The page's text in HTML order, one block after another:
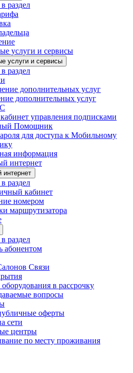
раздел
услуги и сервисы
услуги и сервисы
раздел
дополнительных услуг
дополнительных услуг
управления подписками
Помощник
для доступа к Мобильному
информация
интернет
интернет
раздел
кабинет
номером
маршрутизатора
раздел
абонентом
Связи
в рассрочку
вопросы
оферты
сети
центры
по месту проживания